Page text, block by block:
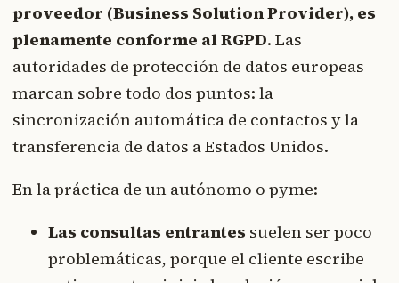
proveedor (Business Solution Provider), es
plenamente conforme al RGPD. Las
autoridades de protección de datos europeas
marcan sobre todo dos puntos: la
sincronización automática de contactos y la
transferencia de datos a Estados Unidos.
En la práctica de un autónomo o pyme:
Las consultas entrantes suelen ser poco
problemáticas, porque el cliente escribe